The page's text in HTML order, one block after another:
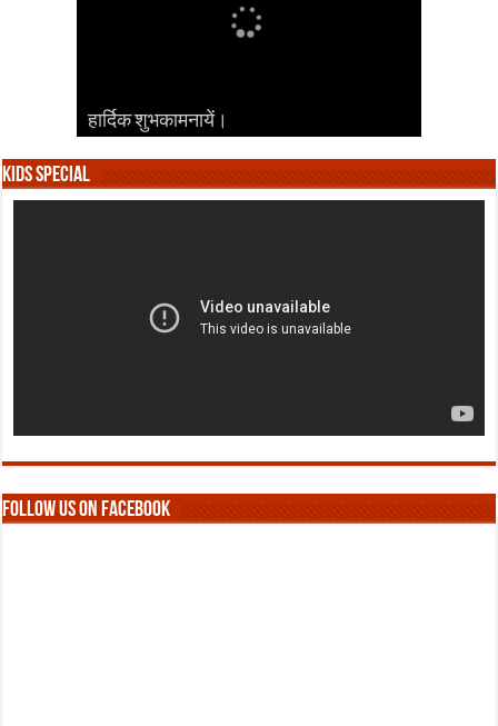
हार्दिक शुभकामनायें।
हार्दिक शुभकामनायें।
हार्दिक शुभकामनायें।
हार्दिक शुभकामनायें।
हार्दिक शुभकामनायें।
Kids Special
Follow us on Facebook